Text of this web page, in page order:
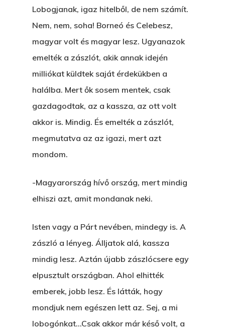
Lobogjanak, igaz hitelből, de nem számít.
Nem, nem, soha! Borneó és Celebesz,
magyar volt és magyar lesz. Ugyanazok
emelték a zászlót, akik annak idején
milliókat küldtek saját érdekükben a
halálba. Mert ők sosem mentek, csak
gazdagodtak, az a kassza, az ott volt
akkor is. Mindig. És emelték a zászlót,
megmutatva az az igazi, mert azt
mondom.
-Magyarország hívő ország, mert mindig
elhiszi azt, amit mondanak neki.
Isten vagy a Párt nevében, mindegy is. A
zászló a lényeg. Álljatok alá, kassza
mindig lesz. Aztán újabb zászlócsere egy
elpusztult országban. Ahol elhitték
emberek, jobb lesz. És látták, hogy
mondjuk nem egészen lett az. Sej, a mi
lobogónkat…Csak akkor már késő volt, a